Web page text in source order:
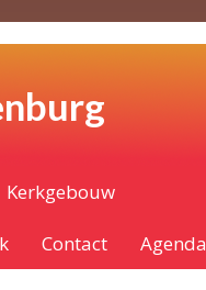
Kerkgebouw
Contact Agenda